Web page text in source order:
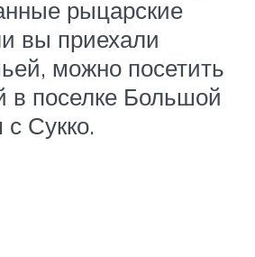
рыцарские
вы приехали
можно посетить
в поселке Большой
Сукко.